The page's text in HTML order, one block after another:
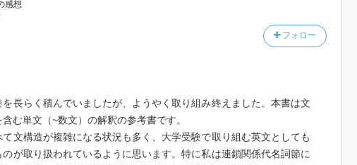
感想
フォロー
長らく積んでいましたが、ようやく取り組み終えました。本書は文
む単文（~数文）の解釈の参考書です。
文構造が複雑になる状況も多く、大学受験で取り組む英文としても
が取り扱われているように思います。特に私は連鎖関係代名詞節に